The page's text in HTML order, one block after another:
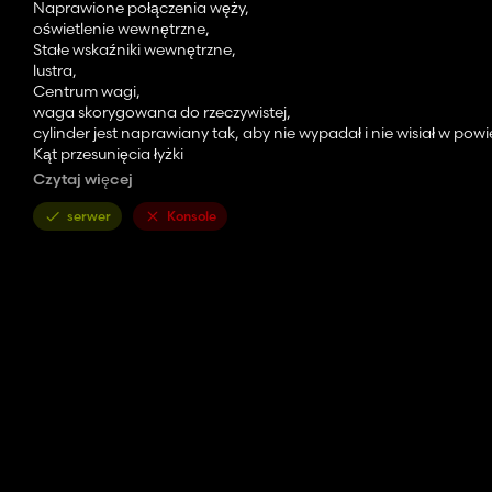
Naprawione połączenia węży,
oświetlenie wewnętrzne,
Stałe wskaźniki wewnętrzne,
lustra,
Centrum wagi,
waga skorygowana do rzeczywistej,
cylinder jest naprawiany tak, aby nie wypadał i nie wisiał w
Kąt przesunięcia łyżki
naprawiono niespójności wizualne.
*Autor modyfikacji*
Czytaj więcej
serwer Konsole